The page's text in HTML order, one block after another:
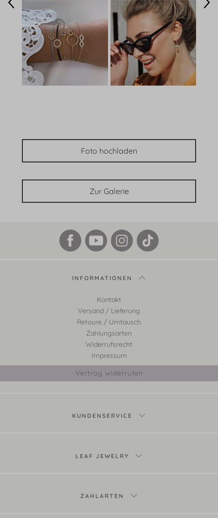
Foto hochladen
Zur Galerie
INFORMATIONEN
Kontakt
Versand / Lieferung
Retoure / Umtausch
Zahlungsarten
Widerrufsrecht
Impressum
Vertrag widerrufen
KUNDENSERVICE
LEAF JEWELRY
ZAHLARTEN